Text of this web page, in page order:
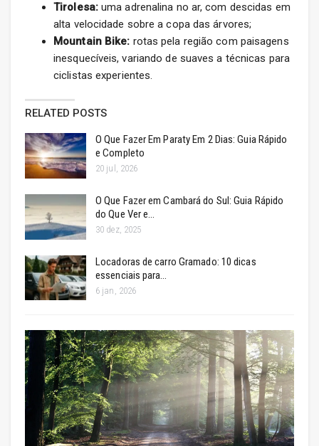
Tirolesa:uma adrenalina no ar, com descidas em
alta velocidade sobre a copa das árvores;
Mountain Bike: rotas pela região com paisagens
inesquecíveis, variando de suaves a técnicas para
ciclistas experientes.
RELATED POSTS
O Que Fazer Em Paraty Em 2 Dias: Guia Rápido
e Completo
20 jul, 2026
O Que Fazer em Cambará do Sul: Guia Rápido
do Que Ver e…
30 dez, 2025
Locadoras de carro Gramado: 10 dicas
essenciais para…
6 jan, 2026